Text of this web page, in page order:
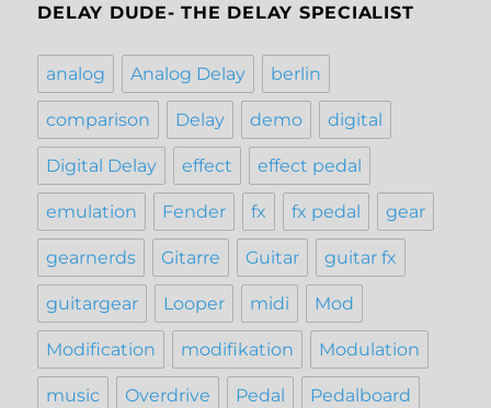
DELAY DUDE- THE DELAY SPECIALIST
analog Analog Delay berlin
comparison Delay demo digital
Digital Delay effect effect pedal
emulation Fender fx fx pedal gear
gearnerds Gitarre Guitar guitar fx
guitargear Looper midi Mod
Modification modifikation Modulation
music Overdrive Pedal Pedalboard